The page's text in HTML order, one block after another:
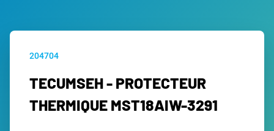
204704
TECUMSEH - PROTECTEUR
THERMIQUE MST18AIW-3291